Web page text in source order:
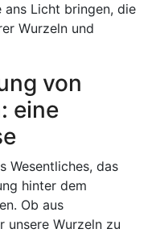
Licht bringen, die
Wurzeln und
von
eine
Wesentliches, das
hinter dem
Ob aus
unsere Wurzeln zu